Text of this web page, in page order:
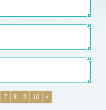
7 8 9 10 »